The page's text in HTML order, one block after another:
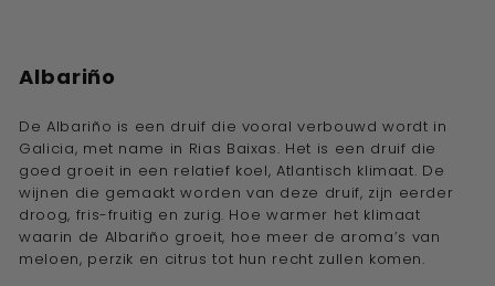
Albariño
De Albariño is een druif die vooral verbouwd wordt in
Galicia, met name in Rias Baixas. Het is een druif die
goed groeit in een relatief koel, Atlantisch klimaat. De
wijnen die gemaakt worden van deze druif, zijn eerder
droog, fris-fruitig en zurig. Hoe warmer het klimaat
waarin de Albariño groeit, hoe meer de aroma’s van
meloen, perzik en citrus tot hun recht zullen komen.